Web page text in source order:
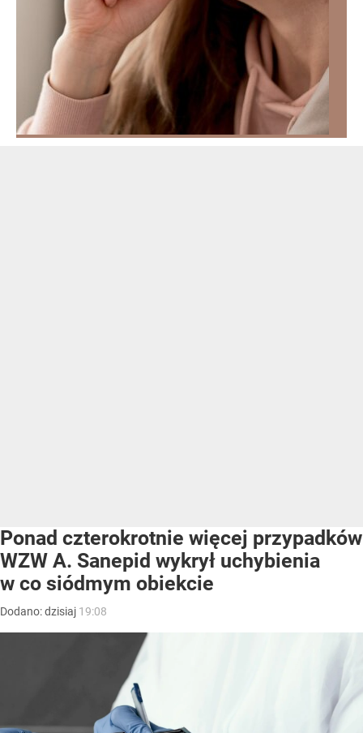
Ponad czterokrotnie więcej przypadków
WZW A. Sanepid wykrył uchybienia
w co siódmym obiekcie
Dodano:dzisiaj 19:08